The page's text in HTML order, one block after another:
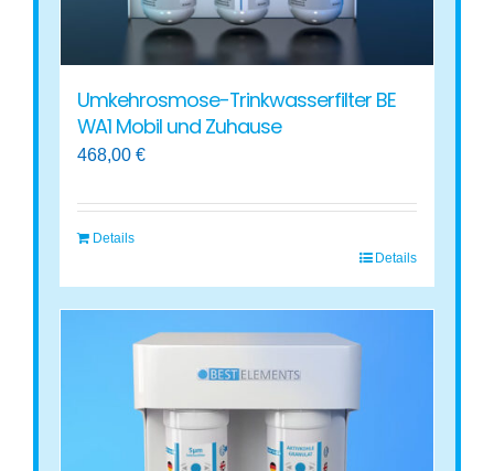
Umkehrosmose-Trinkwasserfilter BE
WA1 Mobil und Zuhause
468,00€
Details
Details